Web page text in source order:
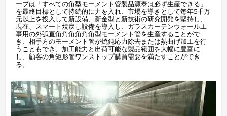
ープは「すべての角型モーメント管製品源泰は必ず生産できる」
を最終目標として持続的に力を入れ、市場を導きとして毎年5千万
元以上を投入して新設備、新金型と新技術の研究開発を堅持し、
現在、スマート焼戻し設備を導入し、ガラスカーテンウォール工
事用の外弧直角角角角角角型モーメント管を生産することがで
き、相手方のモーメント管が焼鈍応力除去または熱曲げ加工を行
うこともでき、加工能力と出荷可能な製品範囲を大幅に豊富に
し、顧客の角矩形管ワンストップ購買需要を満たすことができ
る。